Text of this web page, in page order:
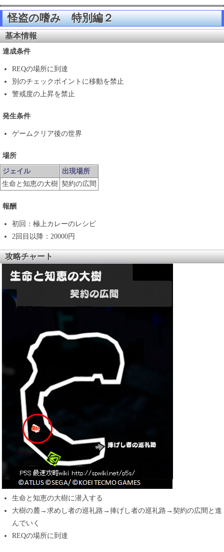
怪盗の嗜み 特別編２
基本情報
達成条件
REQの場所に到達
別のチェックポイントに移動を禁止
警戒度の上昇を禁止
発生条件
ゲームクリア後の世界
場所
ジェイル
出現場所
生命と知恵の大樹 契約の広間
報酬
初回：極上カレーのレシピ
2回目以降：20000円
攻略チャート
生命と知恵の大樹に潜入する
大樹の麓→求めし者の巡礼路→捧げし者の巡礼路→契約の広間と進
んでいく
REQの場所に到達